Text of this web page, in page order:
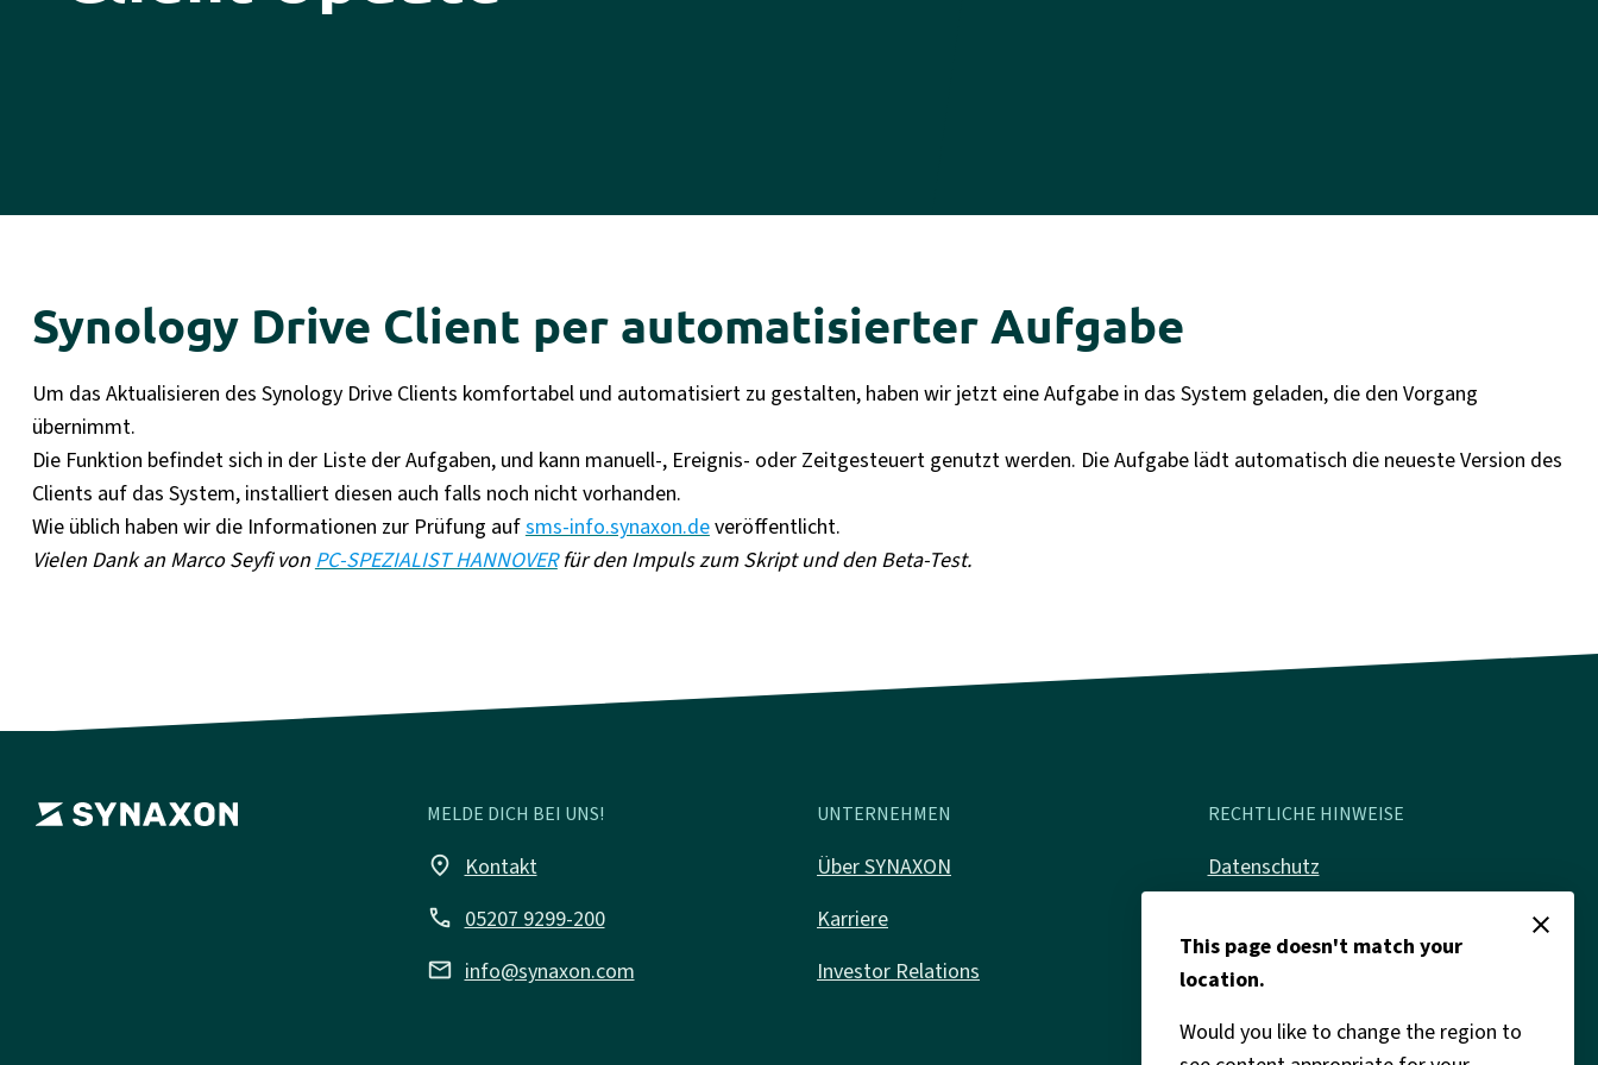
Synology Drive Client per automatisierter Aufgabe
Um das Aktualisieren des Synology Drive Clients komfortabel und automatisiert zu gestalten, haben wir jetzt eine Aufgabe in das System geladen, die den Vorgang
übernimmt.
Die Funktion befindet sich in der Liste der Aufgaben, und kann manuell-, Ereignis- oder Zeitgesteuert genutzt werden. Die Aufgabe lädt automatisch die neueste Version des
Clients auf das System, installiert diesen auch falls noch nicht vorhanden.
Wie üblich haben wir die Informationen zur Prüfung aufsms-info.synaxon.deveröffentlicht.
Vielen Dank an Marco Seyfi von PC-SPEZIALIST HANNOVERfür den Impuls zum Skript und den Beta-Test.
MELDE DICH BEI UNS!
place Kontakt
call 05207 9299-200
mail info@synaxon.com
UNTERNEHMEN
Über SYNAXON
Karriere
Investor Relations
RECHTLICHE HINWEISE
Datenschutz
Rechtliches
close
This page doesn't match your
location.
Would you like to change the region to